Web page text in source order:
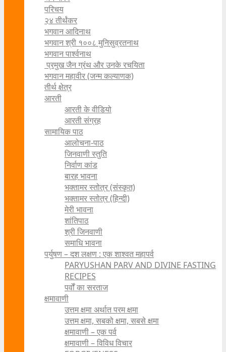
परिचय
२४ तीर्थंकर
भगवान आदिनाथ
भगवान श्री १००८ मुनिसुव्रतनाथ
भगवान पार्श्वनाथ
प्रमुख जैन ग्रंथ और उनके रचयिता
भगवान महावीर (जन्म कल्याणक)
तीर्थ क्षेत्र
आरती
आरती के वीडियो
आरती संग्रह
सामायिक पाठ
आलोचना-पाठ
जिनवाणी स्तुति
निर्वाण कांड
बारह भावना
भक्तामर स्तोत्र (संस्कृत)
भक्तामर स्तोत्र (हिन्दी)
मेरी भावना
शांतिपाठ
श्री जिनवाणी
समाधि भावना
पर्युषण – दश लक्षण : एक शाश्वत महापर्व
PARYUSHAN PARV AND DIVINE FASTING
RECIPES
पर्वों का सरताज
क्षमावाणी
उत्तम क्षमा अर्थात परम क्षमा
उत्तम क्षमा, सबको क्षमा, सबसे क्षमा
क्षमावाणी – एक पर्व
क्षमावाणी – विविध विचार